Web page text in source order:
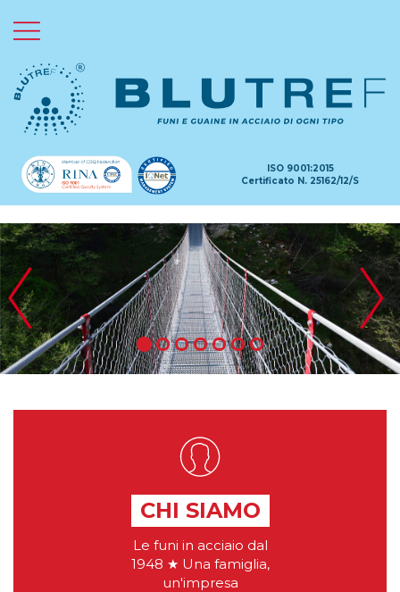
ISO 9001:2015
Certificato N. 25162/12/S
HOME
CHI SIAMO
PRODOTTI
APPLICAZIONI
MARCHI
GALLERY
CERTIFICAZIONI
PROMOZIONI
Contatti
Normative sulla Privacy
Informazioni sui Cookies
CHI SIAMO
Le funi in acciaio dal
1948 ★ Una famiglia,
un'impresa